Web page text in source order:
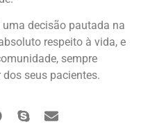
decisão pautada na
respeito à vida, e
sempre
seus pacientes.